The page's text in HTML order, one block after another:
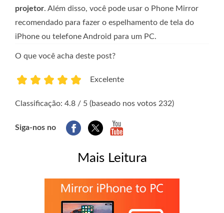
projetor. Além disso, você pode usar o Phone Mirror
recomendado para fazer o espelhamento de tela do
iPhone ou telefone Android para um PC.
O que você acha deste post?
Excelente
Classificação: 4.8 / 5 (baseado nos votos 232)
Siga-nos no
Mais Leitura